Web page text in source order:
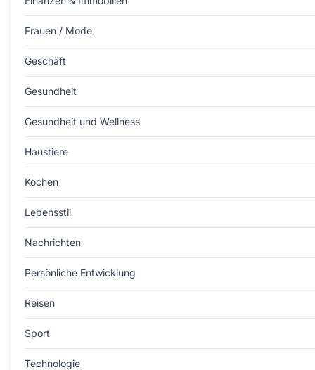
Frauen / Mode
Geschäft
Gesundheit
Gesundheit und Wellness
Haustiere
Kochen
Lebensstil
Nachrichten
Persönliche Entwicklung
Reisen
Sport
Technologie